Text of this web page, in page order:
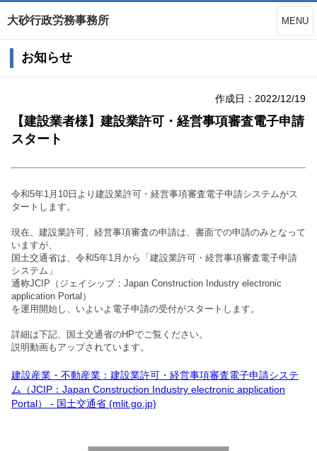
大砂行政労務事務所 MENU
お知らせ
作成日：2022/12/19
【建設業者様】建設業許可・経営事項審査電子申請
スタート
令和5年1月10日より建設業許可・経営事項審査電子申請システムがス
タートします。
現在、建設業許可、経営事項審査の申請は、書面での申請のみとなって
いますが、
国土交通省は、令和5年1月から 「建設業許可・経営事項審査電子申請
システム」
通称JCIP（ジェイシップ：Japan Construction Industry electronic
application Portal）
を運用開始し、いよいよ電子申請の受付がスタートします。
詳細は下記、国土交通省のHPでご覧ください。
説明動画もアップされています。
建設産業・不動産業：建設業許可・経営事項審査電子申請システ
ム（JCIP：Japan Construction Industry electronic application
Portal） - 国土交通省 (mlit.go.jp)